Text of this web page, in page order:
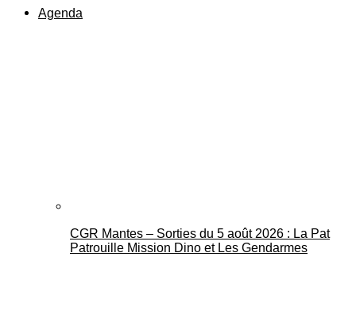
Agenda
CGR Mantes – Sorties du 5 août 2026 : La Pat
Patrouille Mission Dino et Les Gendarmes